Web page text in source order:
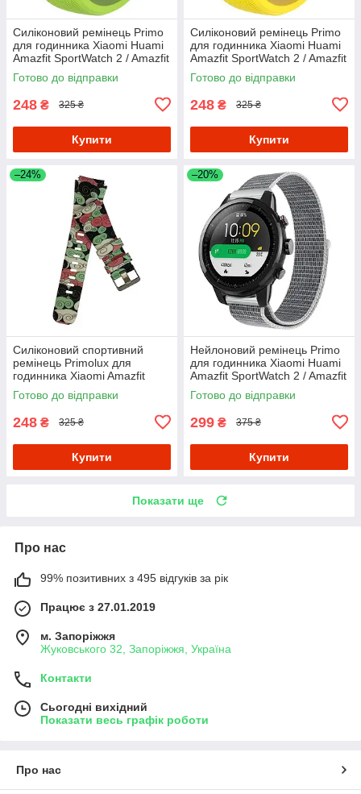
Силіконовий ремінець Primo
для годинника Xiaomi Huami
Amazfit SportWatch 2 / Amazfit
Stratos - Light Green
Готово до відправки
248 ₴ 325 ₴
Купити
Силіконовий ремінець Primo
для годинника Xiaomi Huami
Amazfit SportWatch 2 / Amazfit
Stratos - Yellow
Готово до відправки
248 ₴ 325 ₴
Купити
–24%
Силіконовий спортивний
ремінець Primolux для
годинника Xiaomi Amazfit
SportWatch 2/Amazfit Stratos -
Color Pattern
Готово до відправки
248 ₴ 325 ₴
Купити
–20%
Нейлоновий ремінець Primo
для годинника Xiaomi Huami
Amazfit SportWatch 2 / Amazfit
Stratos - White
Готово до відправки
299 ₴ 375 ₴
Купити
Показати ще
Про нас
99% позитивних з 495 відгуків за рік
Працює з 27.01.2019
м. Запоріжжя
Жуковського 32, Запоріжжя, Україна
Контакти
Сьогодні вихідний
Показати весь графік роботи
Про нас